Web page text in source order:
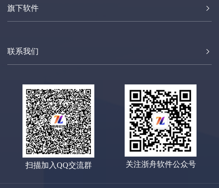
旗下软件
联系我们
扫描加入QQ交流群 关注浙舟软件公众号